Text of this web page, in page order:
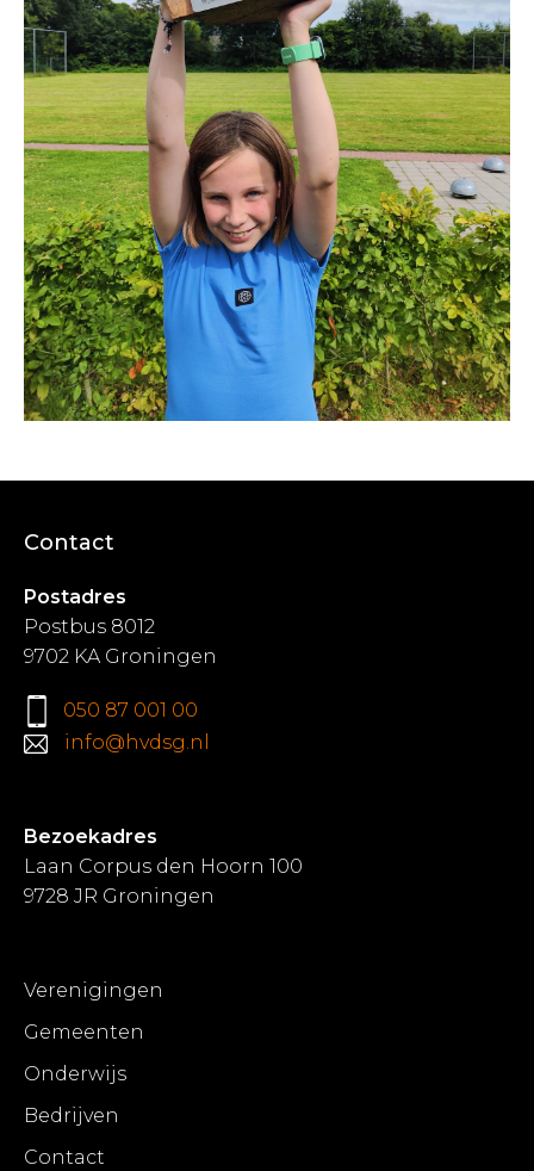
Contact
Postadres
Postbus 8012
9702 KA Groningen
050 87 001 00
info@hvdsg.nl
Bezoekadres
Laan Corpus den Hoorn 100
9728 JR Groningen
Verenigingen
Gemeenten
Onderwijs
Bedrijven
Contact